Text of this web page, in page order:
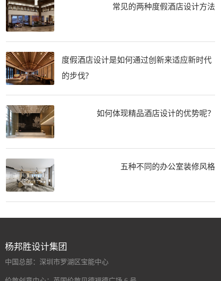
常见的两种度假酒店设计方法
度假酒店设计是如何通过创新来适应新时代
的步伐?
如何体现精品酒店设计的优势呢？
五种不同的办公室装修风格
杨邦胜设计集团
中国总部：深圳市罗湖区宝能中心